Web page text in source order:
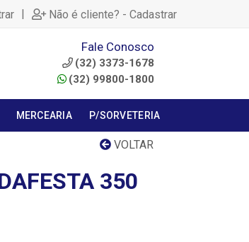
| Não é cliente? - Cadastrar
Fale Conosco
(32) 3373-1678
(32) 99800-1800
MERCEARIA P/SORVETERIA
VOLTAR
350